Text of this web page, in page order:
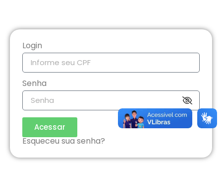
Login
Senha
Acessar
Esqueceu sua senha?